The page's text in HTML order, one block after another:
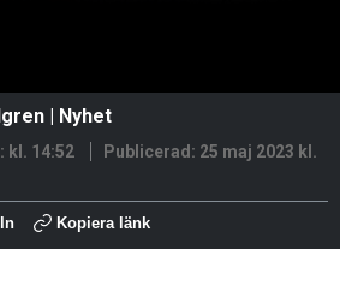
| Nyhet
kl. 14:52 Publicerad: 25 maj 2023 kl.
Kopiera länk